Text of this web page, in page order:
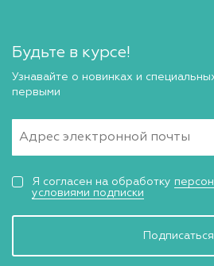
Будьте в курсе!
Узнавайте о новинках и
первыми
Подписаться
Я согласен на обработку
условиями подписки